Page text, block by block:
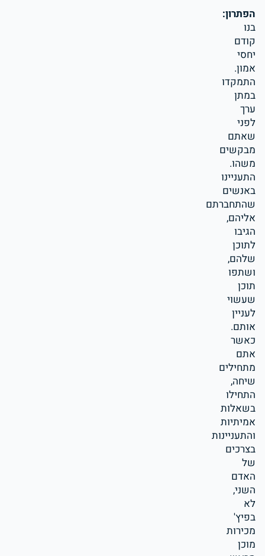
הפתרון:
בנו
קודם
יחסי
אמון.
התמקדו
במתן
ערך
לפני
שאתם
מבקשים
משהו.
התעניינו
באנשים
שהתחברתם
אליהם,
הגיבו
לתוכן
שלהם,
ושתפו
תוכן
שעשוי
לעניין
אותם.
כאשר
אתם
מתחילים
שיחה,
התחילו
בשאלות
אמיתיות
והתעניינות
בצרכים
של
האדם
השני,
לא
בפיץ'
מכירות
מוכן